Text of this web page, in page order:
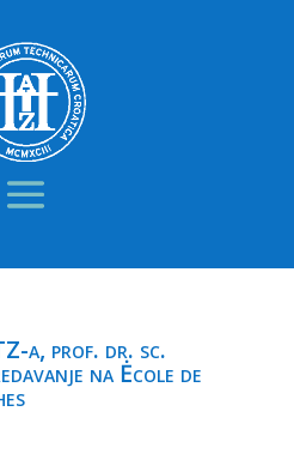
a, prof. dr. sc.
na Ėcole de